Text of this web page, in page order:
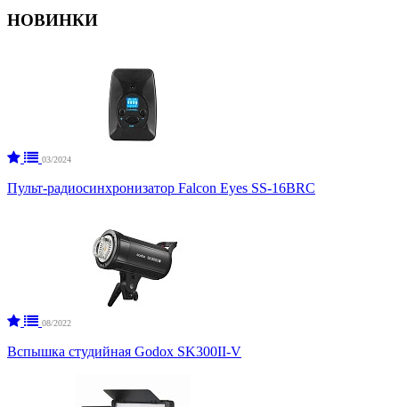
НОВИНКИ
03/2024
Пульт-радиосинхронизатор Falcon Eyes SS-16BRC
08/2022
Вспышка студийная Godox SK300II-V